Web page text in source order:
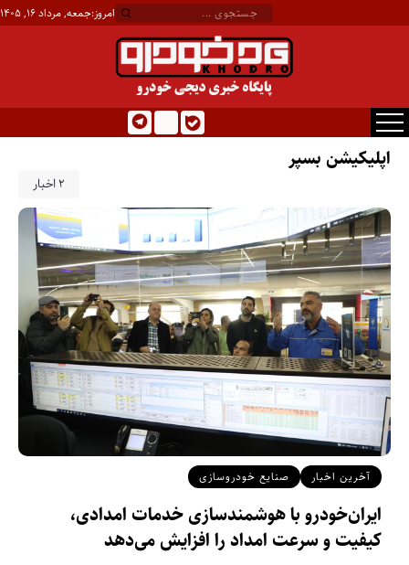
امروز:جمعه, مرداد ۱۶, ۱۴۰۵
اپلیکیشن بسپر
2 اخبار
آخرین اخبار صنایع خودروسازی
ایران‌خودرو با هوشمندسازی خدمات امدادی،
کیفیت و سرعت امداد را افزایش می‌دهد